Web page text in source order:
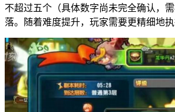
不超过五个（具体数字尚未完全确认，
落。随着难度提升，玩家需要更精细地